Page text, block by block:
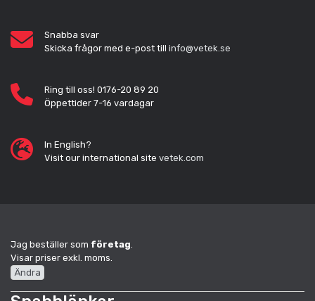
Snabba svar
Skicka frågor med e-post till info@vetek.se
Ring till oss! 0176-20 89 20
Öppettider 7-16 vardagar
In English?
Visit our international site vetek.com
Jag beställer som företag.
Visar priser exkl. moms.
Ändra